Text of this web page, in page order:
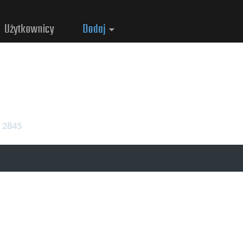
Użytkownicy Dodaj
2845